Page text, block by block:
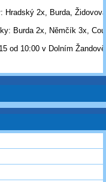
2x, Burda, Židovová
2x, Němčík 3x,
od 10:00 v Dolním